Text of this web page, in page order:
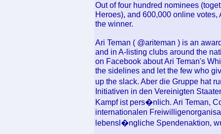
Out of four hundred nominees
Heroes), and 600,000 online
the winner.
Ari Teman ( @ariteman ) is an
and in A-listing clubs around the
on Facebook about Ari Teman's
the sidelines and let the few who
up the slack. Aber die Gruppe hat
Initiativen in den Vereinigten
Kampf ist pers�nlich. Ari Teman,
internationalen
lebensl�ngliche Spendenaktion,